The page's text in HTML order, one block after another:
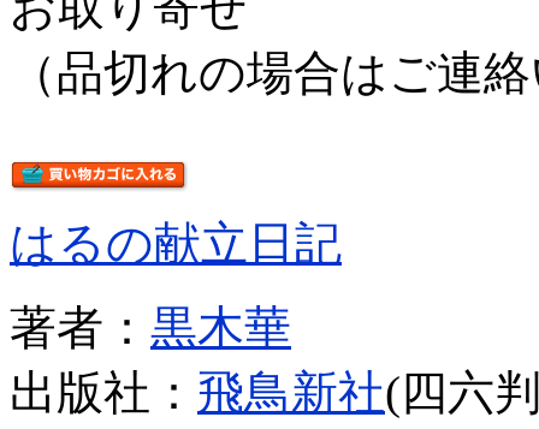
（品切れの場合はご連
はるの献立日記
著者： 黒木華
出版社： 飛鳥新社(四六